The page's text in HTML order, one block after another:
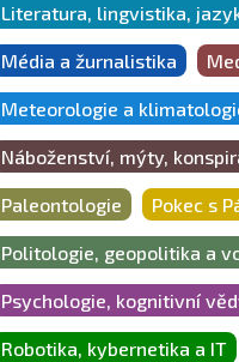
Literatura, lingvistika,
Média a žurnalistika
Meteorologie a
Náboženství, mýty,
Paleontologie Pokec s
Politologie, geopolitika a
Psychologie, kognitivní
Robotika, kybernetika a IT